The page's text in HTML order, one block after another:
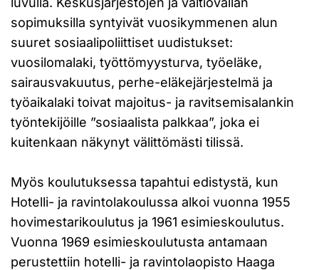
sopimuksilla syntyivät vuosikymmenen alun
suuret sosiaalipoliittiset uudistukset:
vuosilomalaki, työttömyysturva, työeläke,
sairausvakuutus, perhe-eläkejärjestelmä ja
työaikalaki toivat majoitus- ja ravitsemisalankin
työntekijöille ”sosiaalista palkkaa”, joka ei
kuitenkaan näkynyt välittömästi tilissä.
Myös koulutuksessa tapahtui edistystä, kun
Hotelli- ja ravintolakoulussa alkoi vuonna 1955
hovimestarikoulutus ja 1961 esimieskoulutus.
Vuonna 1969 esimieskoulutusta antamaan
perustettiin hotelli- ja ravintolaopisto Haaga